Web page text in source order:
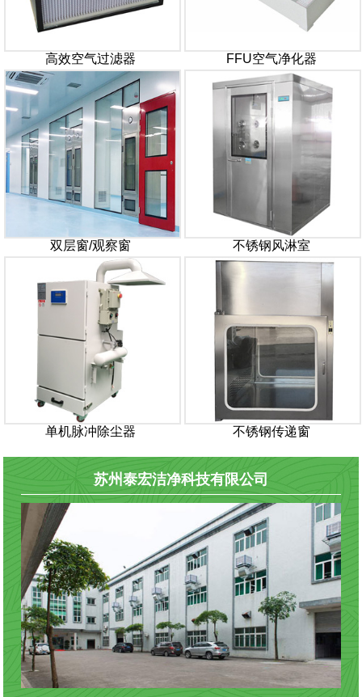
高效空气过滤器 FFU空气净化器
双层窗/观察窗 不锈钢风淋室
单机脉冲除尘器 不锈钢传递窗
苏州泰宏洁净科技有限公司